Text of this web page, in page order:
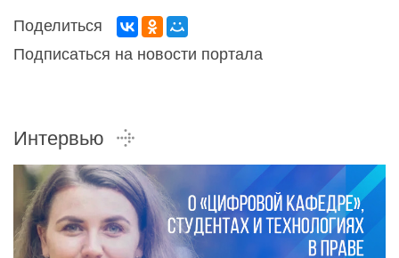
Поделиться
Подписаться на новости портала
Интервью